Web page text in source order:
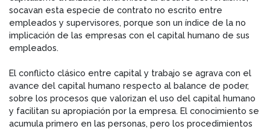
socavan esta especie de contrato no escrito entre
empleados y supervisores, porque son un índice de la no
implicación de las empresas con el capital humano de sus
empleados.
El conflicto clásico entre capital y trabajo se agrava con el
avance del capital humano respecto al balance de poder,
sobre los procesos que valorizan el uso del capital humano
y facilitan su apropiación por la empresa. El conocimiento se
acumula primero en las personas, pero los procedimientos